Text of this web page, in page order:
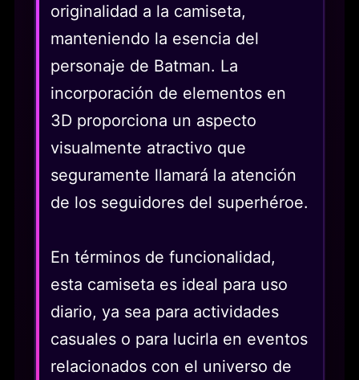
originalidad a la camiseta,
manteniendo la esencia del
personaje de Batman. La
incorporación de elementos en
3D proporciona un aspecto
visualmente atractivo que
seguramente llamará la atención
de los seguidores del superhéroe.
En términos de funcionalidad,
esta camiseta es ideal para uso
diario, ya sea para actividades
casuales o para lucirla en eventos
relacionados con el universo de